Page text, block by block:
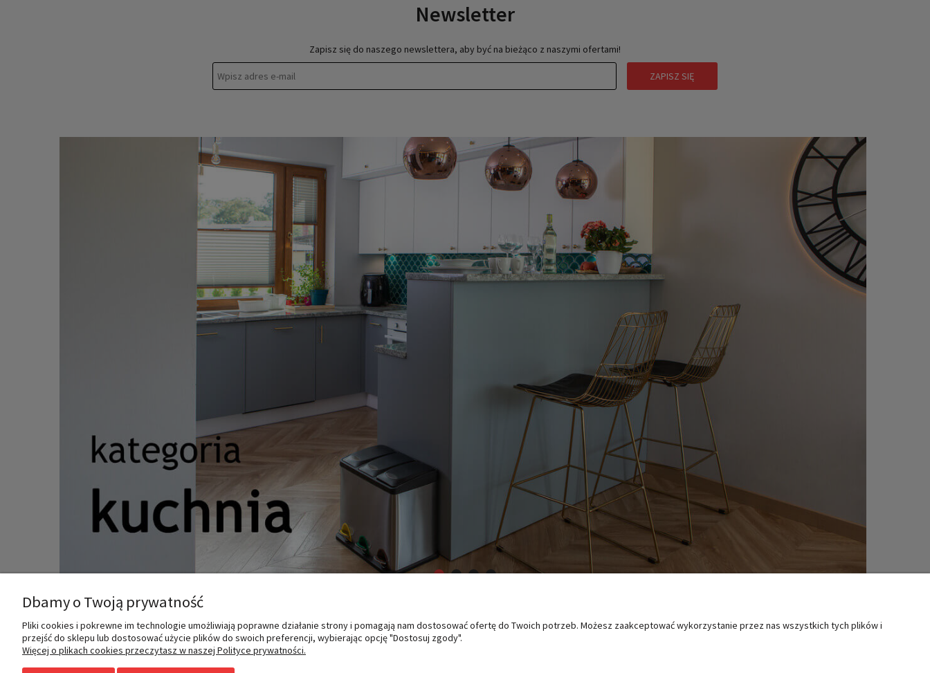
Newsletter
Zapisz się do naszego newslettera, aby być na bieżąco z naszymi ofertami!
ZAPISZ SIĘ
MOJE KONTO INFORMACJE O NAS
Dbamy o Twoją prywatność
Pliki cookies i pokrewne im technologie umożliwiają poprawne działanie strony i pomagają nam dostosować ofertę do Twoich potrzeb. Możesz zaakceptować wykorzystanie przez nas wszystkich tych plików i
przejść do sklepu lub dostosować użycie plików do swoich preferencji, wybierając opcję "Dostosuj zgody".
Więcej o plikach cookies przeczytasz w naszej Polityce prywatności.